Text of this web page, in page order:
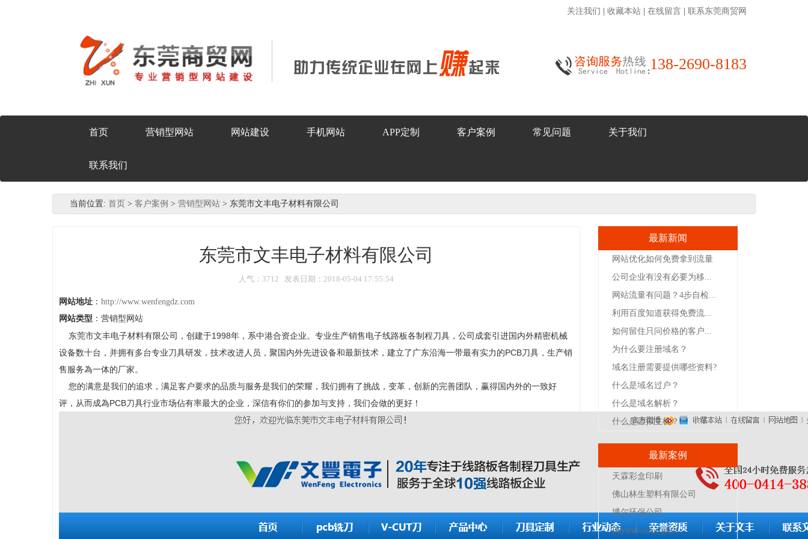
关注我们 收藏本站 在线留言 联系东莞商贸网
138-2690-8183
首页 营销型网站 网站建设 手机网站 APP定制 客户案例 常见问题 关于我们
联系我们
当前位置: 首页 > 客户案例 > 营销型网站 > 东莞市文丰电子材料有限公司
东莞市文丰电子材料有限公司
人气：3712 发表日期：2018-05-04 17:55:54
网站地址 ： http://www.wenfengdz.com
网站类型 ：营销型网站
东莞市文丰电子材料有限公司，创建于1998年，系中港合资企业。专业生产销售电子线路板各制程刀具，公司成套引进国内外精密机械
设备数十台，并拥有多台专业刀具研发，技术改进人员，聚国内外先进设备和最新技术，建立了广东沿海一带最有实力的PCB刀具，生产销
售服务為一体的厂家。
您的满意是我们的追求，满足客户要求的品质与服务是我们的荣耀，我们拥有了挑战，变革，创新的完善团队，赢得国内外的一致好
评，从而成為PCB刀具行业市场佔有率最大的企业，深信有你们的参加与支持，我们会做的更好！
最新新闻
网站优化如何免费拿到流量
公司企业有没有必要为移...
网站流量有问题？4步自检...
利用百度知道获得免费流...
如何留住只问价格的客户...
为什么要注册域名？
域名注册需要提供哪些资料?
什么是域名过户？
什么是域名解析？
什么是虚拟主机？
最新案例
天霖彩盒印刷
佛山林生塑料有限公司
博尔环保公司
Beyond-color-print